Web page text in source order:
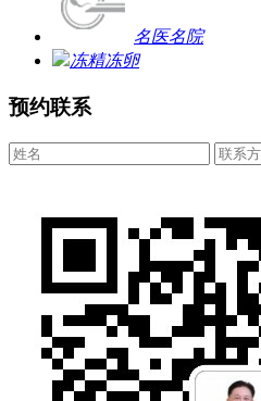
名医名院
冻精冻卵
预约联系